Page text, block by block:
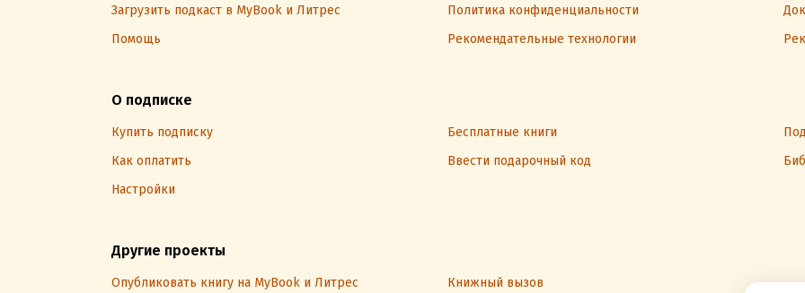
Загрузить подкаст в MyBook и Литрес
Политика конфиденциальности
Помощь
Рекомендательные технологии
О подписке
Купить подписку Бесплатные книги
Как оплатить
Ввести подарочный код
Настройки
Другие проекты
Опубликовать книгу на MyBook и Литрес Книжный вызов